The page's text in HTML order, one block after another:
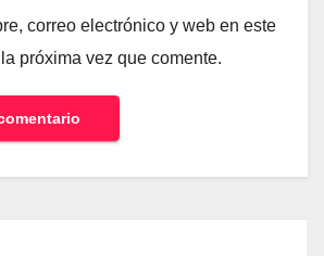
correo electrónico y web en este
próxima vez que comente.